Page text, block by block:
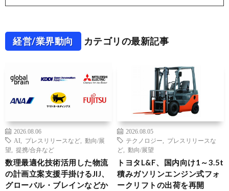
経営/業界動向 カテゴリの最新記事
2026.08.06
AI
プレスリリースなど
動向/展
望
提携/合弁など
数理最適化技術活用した物流
の計画立案支援手掛けるJIJ、
グローバル・ブレインなどか
2026.08.05
テクノロジー
プレスリリースな
ど
動向/展望
トヨタL&F、国内向け1～3.5t
積みガソリンエンジン式フォ
ークリフトの出荷を再開